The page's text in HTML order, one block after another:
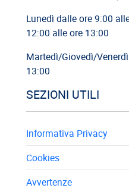
Lunedì dalle ore 9:00
12:00 alle ore 13:00
Martedì/Giovedì/
13:00
SEZIONI UTILI
Informativa Privacy
Cookies
Avvertenze